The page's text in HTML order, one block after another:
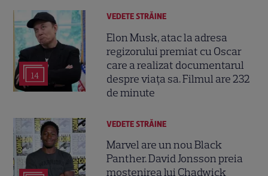
14
VEDETE STRĂINE
Elon Musk, atac la adresa
regizorului premiat cu Oscar
care a realizat documentarul
despre viața sa. Filmul are 232
de minute
VEDETE STRĂINE
Marvel are un nou Black
Panther. David Jonsson preia
moștenirea lui Chadwick